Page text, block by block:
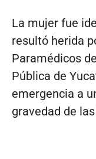
La mujer fue
resultó herida
Paramédicos
Pública de
emergencia a
gravedad de